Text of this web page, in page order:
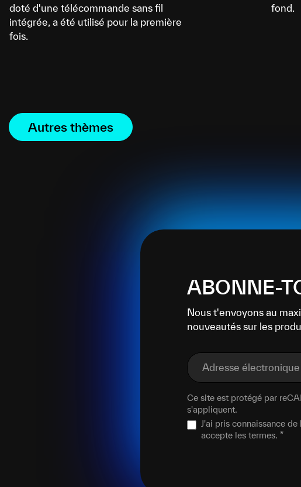
doté d'une télécommande sans fil
intégrée, a été utilisé pour la première
fois.
fond.
Autres thèmes
ABONNE-
Nous t'envoyons au
nouveautés sur les
Adresse électronique
Ce site est protégé par
s'appliquent.
J'ai pris connaissance de
accepte les termes. *